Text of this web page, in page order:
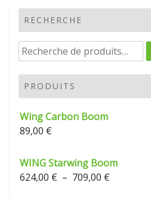
l’article
RECHERCHE
Recherche
pour :
PRODUITS
Wing Carbon Boom
89,00 €
WING Starwing Boom
624,00 € – 709,00 €